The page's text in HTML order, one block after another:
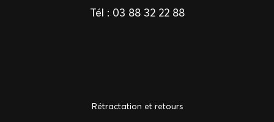
Tél : 03 88 32 22 88
Rétractation et retours